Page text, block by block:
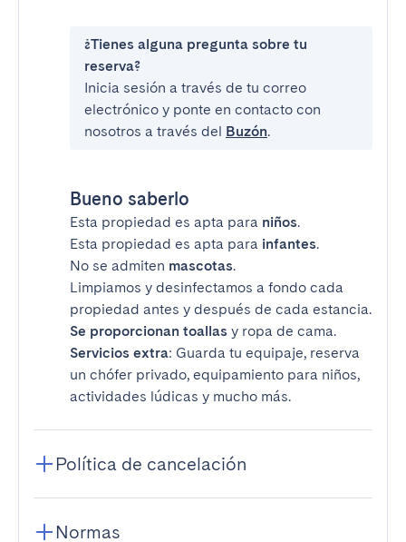
¿Tienes alguna pregunta sobre tu
reserva?
Inicia sesión a través de tu correo
electrónico y ponte en contacto con
nosotros a través del Buzón.
Bueno saberlo
Esta propiedad es apta para niños.
Esta propiedad es apta para infantes.
No se admiten mascotas.
Limpiamos y desinfectamos a fondo cada
propiedad antes y después de cada estancia.
Se proporcionan toallas y ropa de cama.
Servicios extra: Guarda tu equipaje, reserva
un chófer privado, equipamiento para niños,
actividades lúdicas y mucho más.
Política de cancelación
Normas